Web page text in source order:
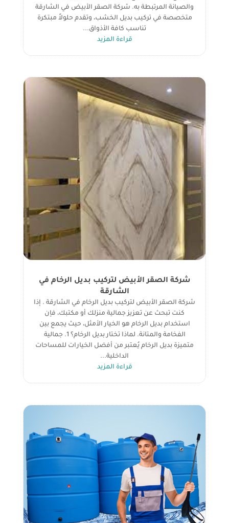
والصيانة المرتبطة به. شركة الصقر الأبيض في الشارقة
متخصصة في تركيب بديل الخشب، وتقدم حلولاً مبتكرة
تناسب كافة الأذواق...
قراءة المزيد
شركة الصقر الأبيض لتركيب بديل الرخام في
الشارقة
شركة الصقر الأبيض لتركيب بديل الرخام في الشارقة . إذا
كنت تبحث عن تعزيز جمالية منزلك أو مكتبك، فإن
استخدام بديل الرخام هو الخيار الأمثل، حيث يجمع بين
الفخامة والمتانة. لماذا تختار بديل الرخام؟ 1. جمالية
متميزة بديل الرخام يُعتبر من أفضل الخيارات للمساحات
الداخلية...
قراءة المزيد